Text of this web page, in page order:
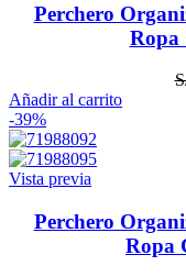
Perchero
Ropa
Añadir al carrito
-39%
Vista previa
Perchero
Ropa